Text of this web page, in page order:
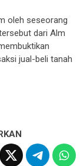
oleh seseorang
dari Alm
jual-beli tanah